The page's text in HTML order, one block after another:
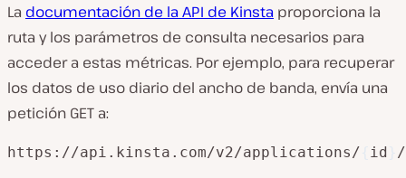
La documentación de la API de Kinsta proporciona la
ruta y los parámetros de consulta necesarios para
acceder a estas métricas. Por ejemplo, para recuperar
los datos de uso diario del ancho de banda, envía una
petición GET a:
https://api.kinsta.com/v2/applications/ id